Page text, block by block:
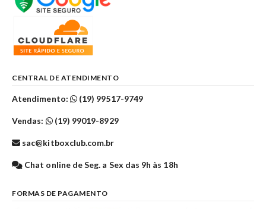
CENTRAL DE ATENDIMENTO
Atendimento: (19) 99517-9749
Vendas: (19) 99019-8929
sac@kitboxclub.com.br
Chat online de Seg. a Sex das 9h às 18h
FORMAS DE PAGAMENTO